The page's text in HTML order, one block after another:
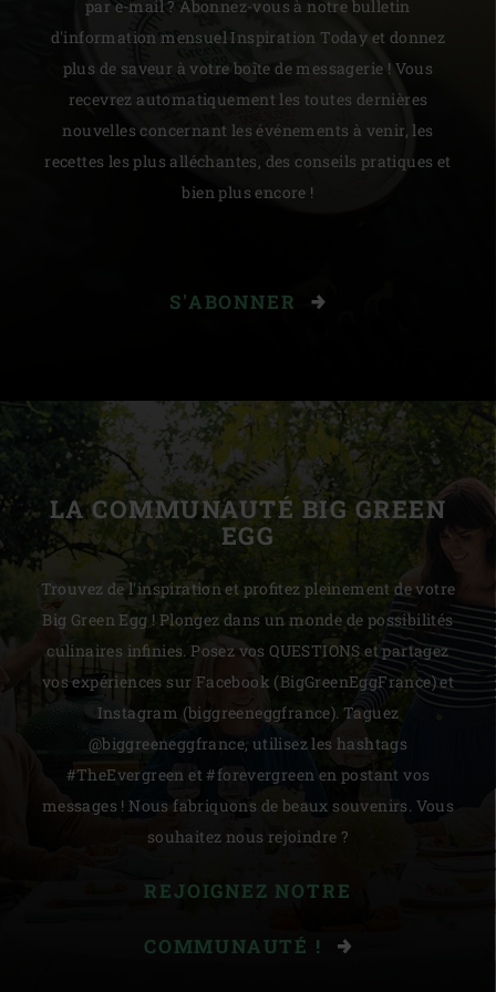
par e-mail ? Abonnez-vous à notre bulletin
d'information mensuel Inspiration Today et donnez
plus de saveur à votre boîte de messagerie ! Vous
recevrez automatiquement les toutes dernières
nouvelles concernant les événements à venir, les
recettes les plus alléchantes, des conseils pratiques et
bien plus encore !
S'ABONNER
LA COMMUNAUTÉ BIG GREEN
EGG
Trouvez de l'inspiration et profitez pleinement de votre
Big Green Egg ! Plongez dans un monde de possibilités
culinaires infinies. Posez vos QUESTIONS et partagez
vos expériences sur Facebook (BigGreenEggFrance) et
Instagram (biggreeneggfrance). Taguez
@biggreeneggfrance, utilisez les hashtags
#TheEvergreen et #forevergreen en postant vos
messages ! Nous fabriquons de beaux souvenirs. Vous
souhaitez nous rejoindre ?
REJOIGNEZ NOTRE
COMMUNAUTÉ !